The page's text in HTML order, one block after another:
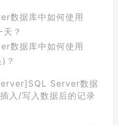
数据库中如何使用
？
数据库中如何使用
？
Server数据
入/写入数据后的记录